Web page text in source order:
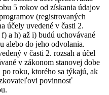
5 rokov od získania údajov
(registrovaných
účely uvedené v časti 2.
a h) až i) budú uchovávané
alebo do jeho odvolania.
v časti 2. rozsah a účel
v zákonom stanovej dobe
roku, ktorého sa týkajú, ak
povinnosť